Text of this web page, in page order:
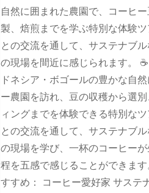
自然に囲まれた農園で、コーヒ
製、焙煎までを学ぶ特別な体験
との交流を通して、サステナブ
の現場を間近に感じられます。
ドネシア・ボゴールの豊かな自
ー農園を訪れ、豆の収穫から選
ィングまでを体験できる特別な
との交流を通して、サステナブ
の現場を学び、一杯のコーヒー
程を五感で感じることができま
すすめ： コーヒー愛好家 サステ